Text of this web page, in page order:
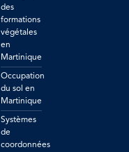
des
formations
végétales
en
Martinique
Occupation
du sol en
Martinique
Systèmes
de
coordonnées